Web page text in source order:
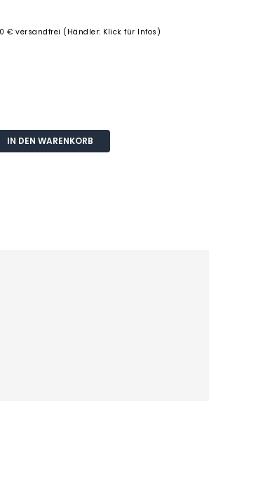
€ versandfrei (Händler: Klick für Infos)
IN DEN WARENKORB